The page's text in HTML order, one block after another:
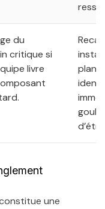
du
critique si
livre
une